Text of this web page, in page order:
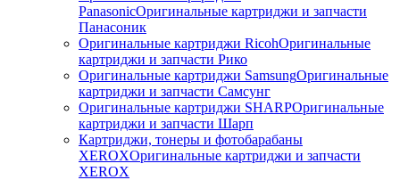
PanasonicОригинальные картриджи и запчасти
Панасоник
Оригинальные картриджи RicohОригинальные
картриджи и запчасти Рико
Оригинальные картриджи SamsungОригинальные
картриджи и запчасти Самсунг
Оригинальные картриджи SHARPОригинальные
картриджи и запчасти Шарп
Картриджи, тонеры и фотобарабаны
XEROXОригинальные картриджи и запчасти
XEROX